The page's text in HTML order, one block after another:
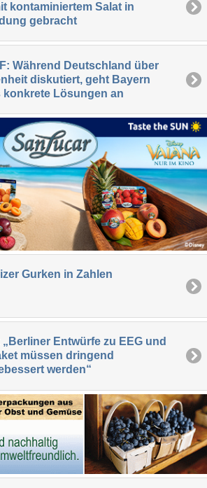
kontaminiertem Salat in
gebracht
Während Deutschland über
diskutiert, geht Bayern
konkrete Lösungen an
Gurken in Zahlen
„Berliner Entwürfe zu EEG und
müssen dringend
werden“